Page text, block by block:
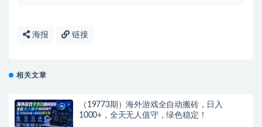
海报 链接
相关文章
（19773期）海外游戏全自动搬砖，日入
1000+，全天无人值守，绿色稳定！